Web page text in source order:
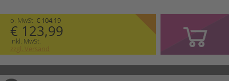
o. MwSt. € 104,19
€ 123,99
inkl. MwSt.
zzgl. Versand